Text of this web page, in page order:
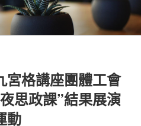
宮格講座團體工會
思政課”結果展演
動